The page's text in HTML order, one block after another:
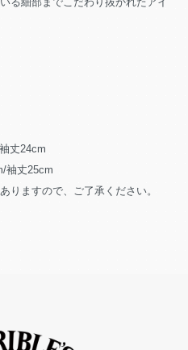
丈24cm
袖丈25cm
りますので、ご了承ください。